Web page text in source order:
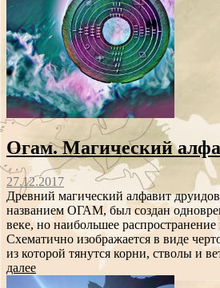
Огам. Магический
27.12.2017
Древний магический алфавит
названием ОГАМ, был создан
веке, но наибольшее
Схематично изображается в виде
из которой тянутся корни, стволы и
далее